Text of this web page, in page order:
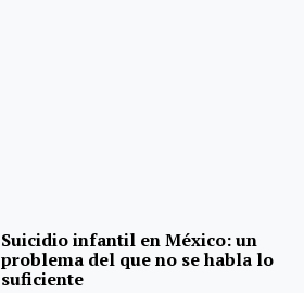
Suicidio infantil en México: un
problema del que no se habla lo
suficiente